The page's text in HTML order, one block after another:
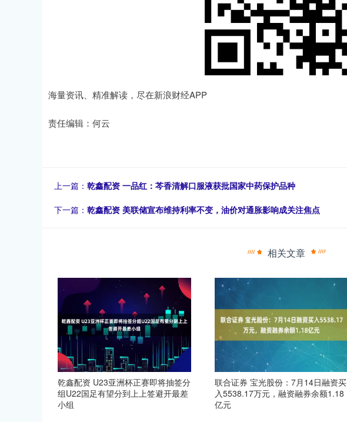
海量资讯、精准解读，尽在新浪财经APP
责任编辑：何云
上一篇： 乾鑫配资 一品红：芩香清解口服液获批国家中药保护品种
下一篇： 乾鑫配资 美联储宣布维持利率不变，油价对通胀影响成关注焦点
相关文章
乾鑫配资 U23亚洲杯正赛即将抽签分
组U22国足有望分到上上签避开最差
小组
联合证券 宝光股份：7月14日融资买
入5538.17万元，融资融券余额1.18
亿元